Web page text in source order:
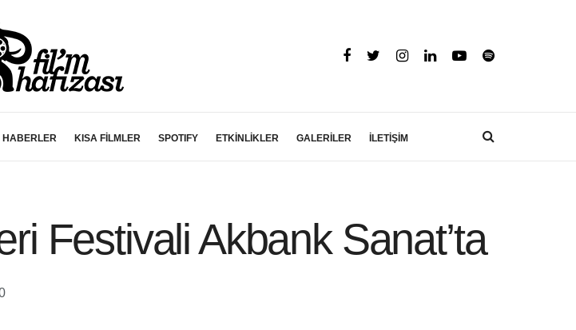
HABERLER KISA FİLMLER SPOTIFY ETKİNLİKLER GALERİLER İLETİŞİM
Festivali Akbank Sanat’ta